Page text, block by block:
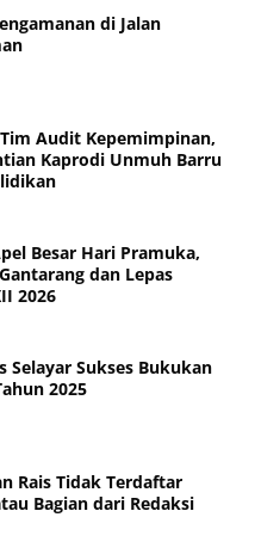
di Jalan
Audit Kepemimpinan,
Kaprodi Unmuh Barru
Besar Hari Pramuka,
dan Lepas
2026
Selayar Sukses Bukukan
2025
Rais Tidak Terdaftar
Bagian dari Redaksi